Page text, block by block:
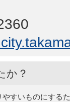
か？
すいものにする